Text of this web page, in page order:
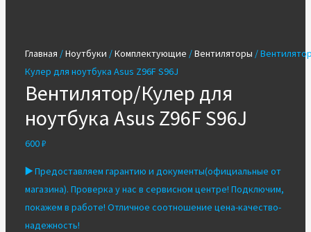
Главная /Ноутбуки /Комплектующие /Вентиляторы /
Кулер для ноутбука Asus Z96F S96J
Вентилятор/Кулер для
ноутбука Asus Z96F S96J
600₽
▶️Предоставляем гарантию и документы(официальные от
магазина). Проверка у нас в сервисном центре! Подключим,
покажем в работе! Отличное соотношение цена-качество-
надежность!